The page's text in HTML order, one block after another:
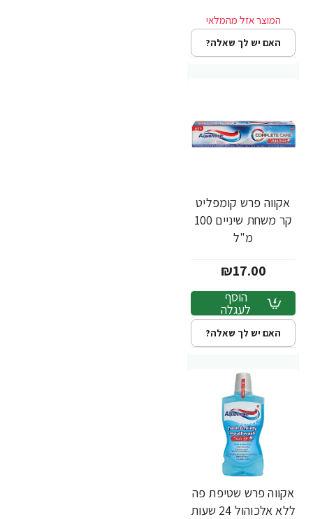
האם יש לך שאלה?
אקווה פרש קומפליט
קר משחת שיניים 100
מ"ל
₪17.00
הוסף
לעגלה
האם יש לך שאלה?
אקווה פרש שטיפת פה
ללא אלכוהול 24 שעות